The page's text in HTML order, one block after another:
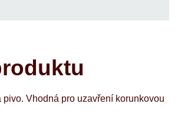
pivo. Vhodná pro uzavření korunkovou